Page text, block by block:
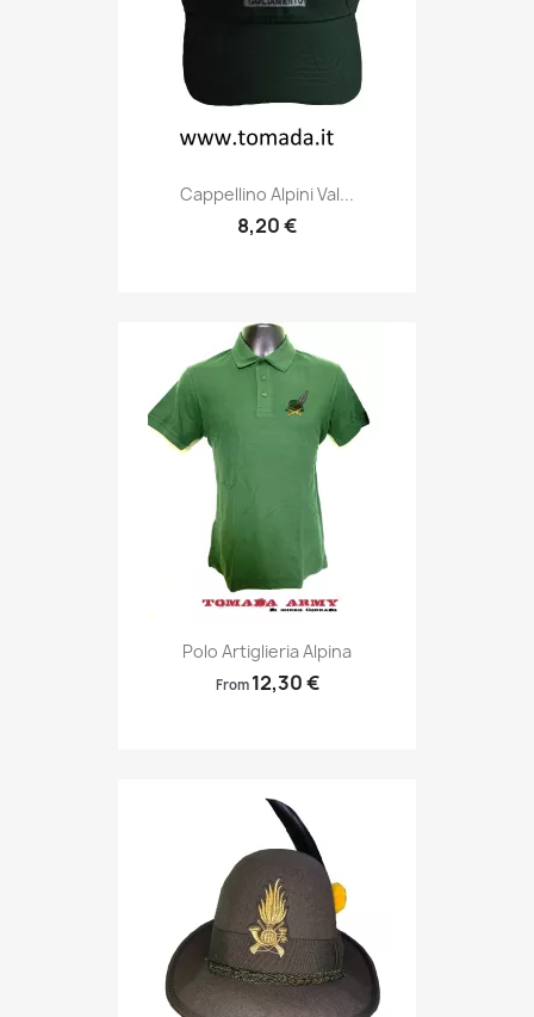
Anteprima
Cappellino Alpini Val...
8,20 €
Anteprima
Polo Artiglieria Alpina
From 12,30 €